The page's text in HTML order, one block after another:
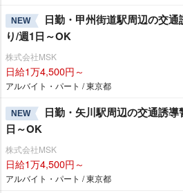
NEW
日勤・甲州街道駅周辺の交
り/週1日～OK
株式会社MSK
日給1万4,500円～
アルバイト・パート / 東京都
NEW
日勤・矢川駅周辺の交通誘
日～OK
株式会社MSK
日給1万4,500円～
アルバイト・パート / 東京都